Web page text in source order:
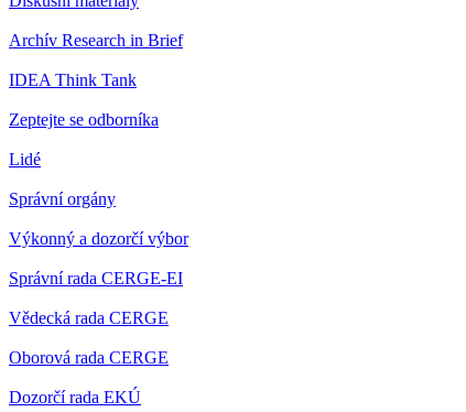
Archív Research in Brief
IDEA Think Tank
Zeptejte se odborníka
Lidé
Správní orgány
Výkonný a dozorčí výbor
Správní rada CERGE-EI
Vědecká rada CERGE
Oborová rada CERGE
Dozorčí rada EKÚ